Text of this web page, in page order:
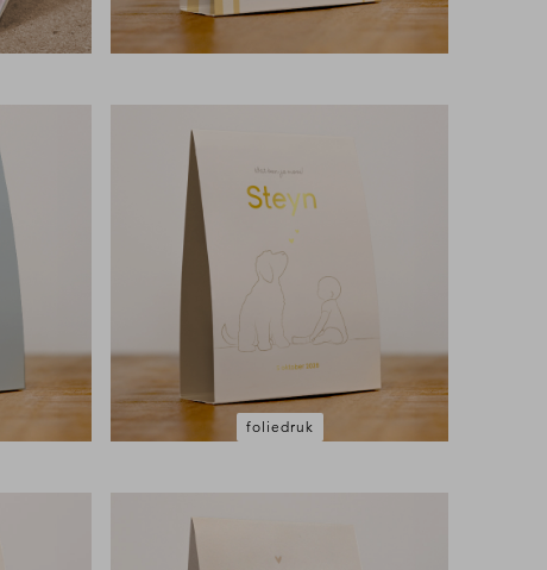
foliedruk